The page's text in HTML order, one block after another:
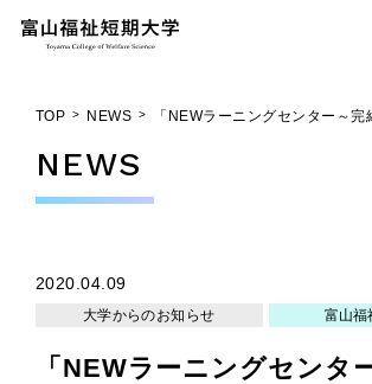
TOP NEWS 「NEWラーニングセンター～完
NEWS
2020.04.09
大学からのお知らせ 富山福
「NEWラーニングセンタ